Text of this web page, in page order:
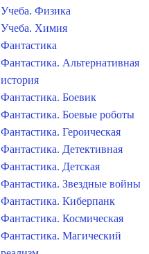
Учеба. Физика
Учеба. Химия
Фантастика
Фантастика. Альтернативная
история
Фантастика. Боевик
Фантастика. Боевые роботы
Фантастика. Героическая
Фантастика. Детективная
Фантастика. Детская
Фантастика. Звездные войны
Фантастика. Киберпанк
Фантастика. Космическая
Фантастика. Магический